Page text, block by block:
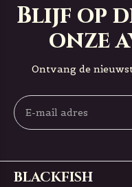
Blijf op
onze
Ontvang de
BLACKFISH